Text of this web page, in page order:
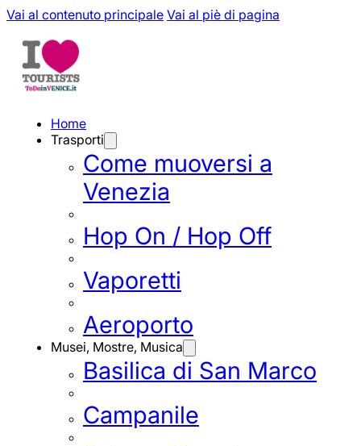
Vai al contenuto principale Vai al piè di pagina
Home
Trasporti
Come muoversi a
Venezia
Hop On / Hop Off
Vaporetti
Aeroporto
Musei, Mostre, Musica
Basilica di San Marco
Campanile